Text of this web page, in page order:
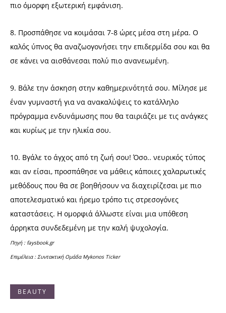
πιο όμορφη εξωτερική εμφάνιση.
8. Προσπάθησε να κοιμάσαι 7-8 ώρες μέσα στη μέρα. Ο
καλός ύπνος θα αναζωογονήσει την επιδερμίδα σου και θα
σε κάνει να αισθάνεσαι πολύ πιο ανανεωμένη.
9. Βάλε την άσκηση στην καθημερινότητά σου. Μίλησε με
έναν γυμναστή για να ανακαλύψεις το κατάλληλο
πρόγραμμα ενδυνάμωσης που θα ταιριάζει με τις ανάγκες
και κυρίως με την ηλικία σου.
10. Βγάλε το άγχος από τη ζωή σου! Όσο.. νευρικός τύπος
και αν είσαι, προσπάθησε να μάθεις κάποιες χαλαρωτικές
μεθόδους που θα σε βοηθήσουν να διαχειρίζεσαι με πιο
αποτελεσματικό και ήρεμο τρόπο τις στρεσογόνες
καταστάσεις. Η ομορφιά άλλωστε είναι μια υπόθεση
άρρηκτα συνδεδεμένη με την καλή ψυχολογία.
Πηγή : faysbook.gr
Επιμέλεια : Συντακτική Ομάδα Mykonos Ticker
BEAUTY